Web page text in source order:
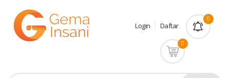
Login Daftar
0
0